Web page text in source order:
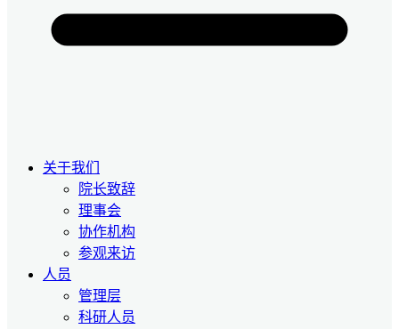
关于我们
院长致辞
理事会
协作机构
参观来访
人员
管理层
科研人员